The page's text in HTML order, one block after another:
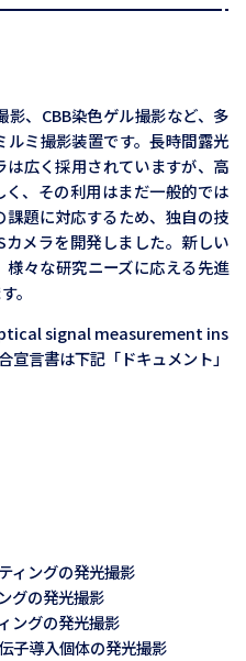
、CBB染色ゲル撮影など、多
ミ撮影装置です。長時間露光
広く採用されていますが、高
、その利用はまだ一般的では
題に対応するため、独自の技
メラを開発しました。新しい
々な研究ニーズに応える先進
。
signal measurement ins
言書は下記「ドキュメント」
ィングの発光撮影
グの発光撮影
ングの発光撮影
子導入個体の発光撮影